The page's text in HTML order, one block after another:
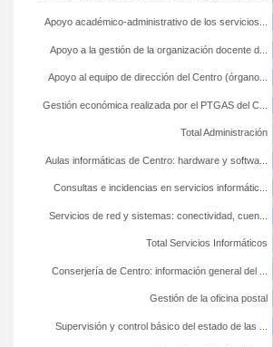
Supervisión y control básico del estado de las ...
Gestión de la oficina postal
Conserjería de Centro: información general del ...
Total Servicios Informáticos
Servicios de red y sistemas: conectividad, cuen...
Consultas e incidencias en servicios informátic...
Aulas informáticas de Centro: hardware y softwa...
Total Administración
Gestión económica realizada por el PTGAS del C...
Apoyo al equipo de dirección del Centro (órgano...
Apoyo a la gestión de la organización docente d...
Apoyo académico-administrativo de los servicios...